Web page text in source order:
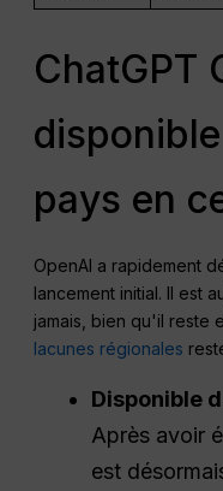
ChatGPT
pays en
OpenAI a rapidement
lancement initial. Il est
jamais, bien qu'il reste
lacunes régionales
Disponible
Après avoir
est